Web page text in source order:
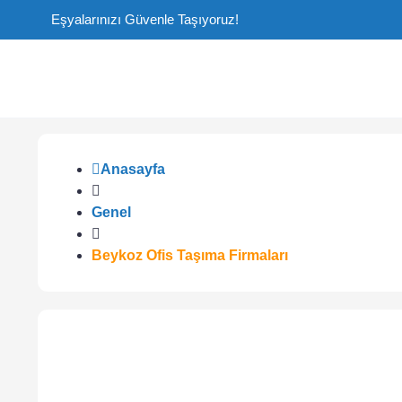
Eşyalarınızı Güvenle Taşıyoruz!
Anasayfa
Genel
Beykoz Ofis Taşıma Firmaları